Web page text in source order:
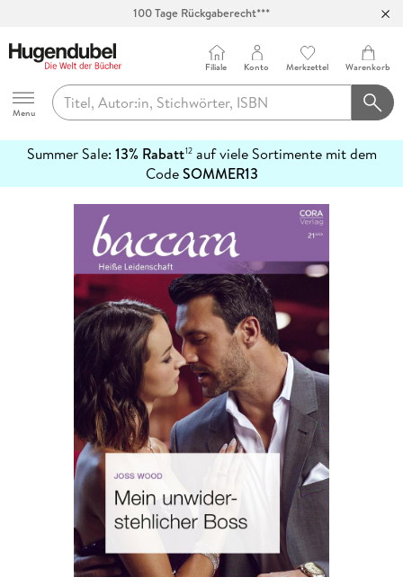
100 Tage Rückgaberecht***
Hugendubel
Menu
Filiale Konto Merkzettel Warenkorb
Summer Sale: 13% Rabatt12auf viele Sortimente mit dem
CodeSOMMER13
erfahren